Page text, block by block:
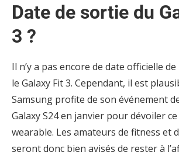
Date de sortie du
3 ?
Il n’y a pas encore de date officielle
le Galaxy Fit 3. Cependant, il est
Samsung profite de son événement
Galaxy S24 en janvier pour dévoiler
wearable. Les amateurs de fitness et
seront donc bien avisés de rester à